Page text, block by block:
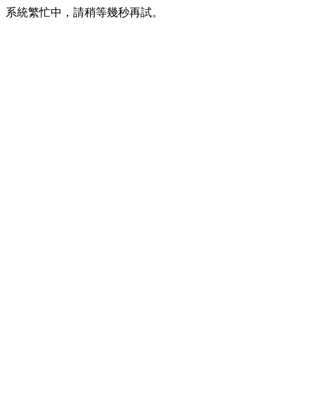
系統繁忙中，請稍等幾秒再試。